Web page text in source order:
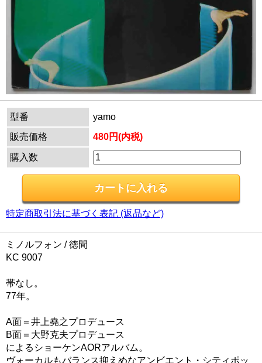
型番
yamo
販売価格
480円(内税)
購入数
特定商取引法に基づく表記 (返品など)
ミノルフォン / 徳間
KC 9007
帯なし。
77年。
A面＝井上堯之プロデュース
B面＝大野克夫プロデュース
によるショーケンAORアルバム。
ヴォーカルもバランス抑えめなアンビエント・シティポッ